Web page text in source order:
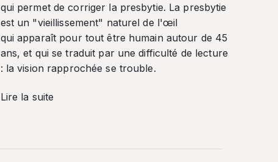
qui permet de corriger la presbytie. La presbytie
est un "vieillissement" naturel de l'œil
qui apparaît pour tout être humain autour de 45
ans, et qui se traduit par une difficulté de lecture
: la vision rapprochée se trouble.
Lire la suite